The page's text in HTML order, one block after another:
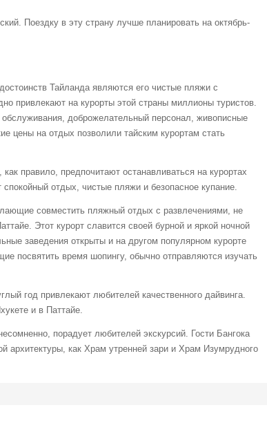
Поездку в эту страну лучше планировать на октябрь-
Тайланда являются его чистые пляжи с
привлекают на курорты этой страны миллионы туристов.
доброжелательный персонал, живописные
цены на отдых позволили тайским курортам стать
правило, предпочитают останавливаться на курортах
отдых, чистые пляжи и безопасное купание.
совместить пляжный отдых с развлечениями, не
Этот курорт славится своей бурной и яркой ночной
заведения открыты и на другом популярном курорте
посвятить время шопингу, обычно отправляются изучать
год привлекают любителей качественного дайвинга.
и в Паттайе.
порадует любителей экскурсий. Гости Бангока
архитектуры, как Храм утренней зари и Храм Изумрудного